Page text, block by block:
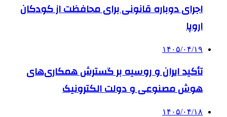
اجرای دوباره قانونی برای محافظت از کودکان
اروپا
۱۴۰۵/۰۴/۱۹
تأکید ایران و روسیه بر گسترش همکاری‌های
هوش مصنوعی و دولت الکترونیک
۱۴۰۵/۰۴/۱۸